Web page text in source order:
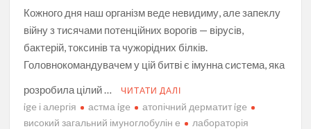
Кожного дня наш організм веде невидиму, але запеклу
війну з тисячами потенційних ворогів — вірусів,
бактерій, токсинів та чужорідних білків.
Головнокомандувачем у цій битві є імунна система, яка
розробила цілий …
ЧИТАТИ ДАЛІ
ige і алергія астма ige
атопічний дерматит ige
високий загальний імуноглобулін е
лабораторія